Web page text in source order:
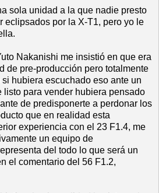
sola unidad a la que nadie presto
eclipsados por la X-T1, pero yo le
Nakanishi me insistió en que era
de pre-producción pero totalmente
hubiera escuchado eso ante un
listo para vender hubiera pensado
de predisponerte a perdonar los
que en realidad esta
experiencia con el 23 F1.4, me
un equipo de
del todo lo que será un
el comentario del 56 F1.2,